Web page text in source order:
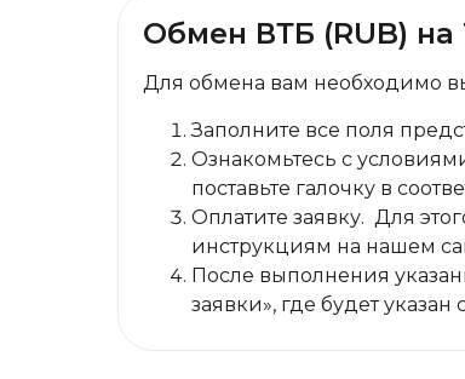
Обмен ВТБ (RUB) на
Для обмена вам необходимо
Заполните все поля
Ознакомьтесь с
поставьте галочку в
Оплатите заявку. Для
инструкциям на нашем
После выполнения
заявки», где будет указан